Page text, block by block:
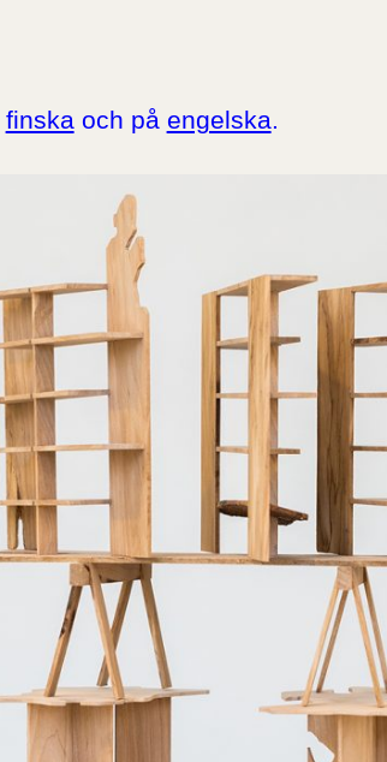
finskaoch på engelska.